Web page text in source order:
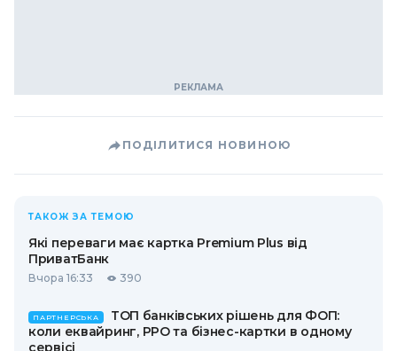
ПОДІЛИТИСЯ НОВИНОЮ
ТАКОЖ ЗА ТЕМОЮ
Які переваги має картка Premium Plus від
ПриватБанк
Вчора 16:33 390
ПАРТНЕРСЬКА
ТОП банківських рішень для ФОП:
коли еквайринг, РРО та бізнес-картки в одному
сервісі